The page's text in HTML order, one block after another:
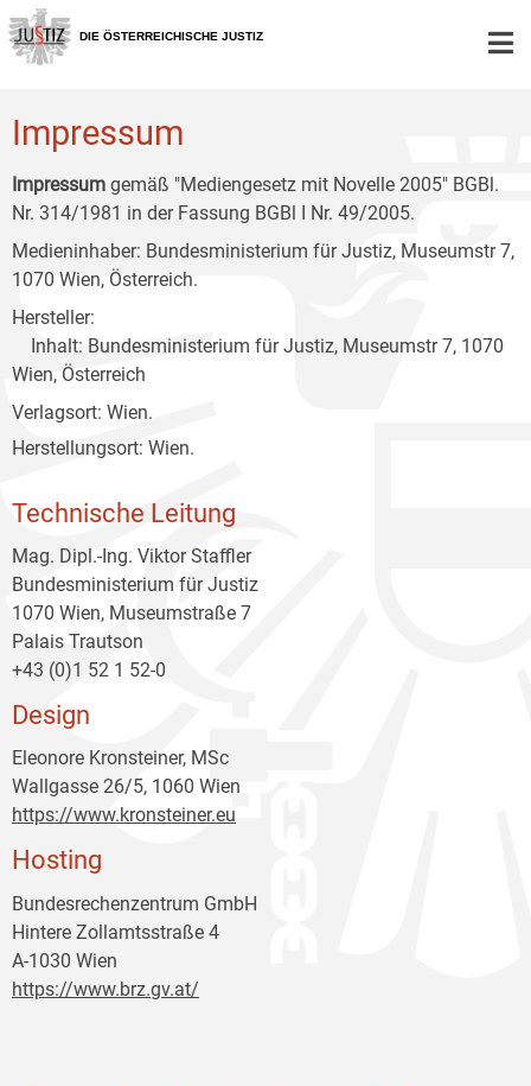
Zur
Hauptnavigation
[1]
Zum
Inhalt
[2]
Zum
Untermenü
[3]
DIE ÖSTERREICHISCHE JUSTIZ
Impressum
Impressum gemäß "Mediengesetz mit Novelle 2005" BGBl.
Nr. 314/1981 in der Fassung BGBl I Nr. 49/2005.
Medieninhaber: Bundesministerium für Justiz, Museumstr 7,
1070 Wien, Österreich.
Hersteller:
Inhalt: Bundesministerium für Justiz, Museumstr 7, 1070
Wien, Österreich
Verlagsort: Wien.
Herstellungsort: Wien.
Technische Leitung
Mag. Dipl.-Ing. Viktor Staffler
Bundesministerium für Justiz
1070 Wien, Museumstraße 7
Palais Trautson
+43 (0)1 52 1 52-0
Design
Eleonore Kronsteiner, MSc
Wallgasse 26/5, 1060 Wien
https://www.kronsteiner.eu
Hosting
Bundesrechenzentrum GmbH
Hintere Zollamtsstraße 4
A-1030 Wien
https://www.brz.gv.at/